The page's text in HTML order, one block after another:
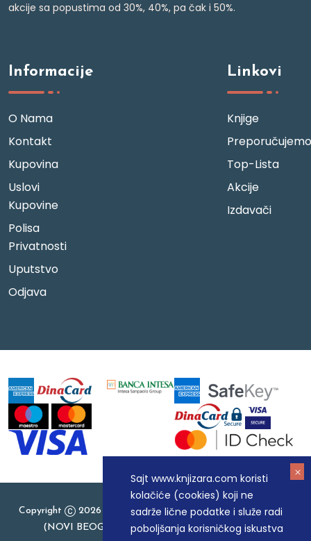
Sajt www.knjizara.com koristi
kolačiće (cookies) koji ne
sadrže lične podatke i služe radi
poboljšanja korisničkog iskustva
akcije sa popustima od 30%, 40%, pa čak i 50%.
Informacije
O Nama
Kontakt
Kupovina
Uslovi
Kupovine
Polisa
Privatnosti
Uputstvo
Odjava
Linkovi
Knjige
Preporučujemo
Top-Lista
Akcije
Izdavači
Copyright
2026 Knjizara.com - MAKART DOO BEOGRAD
(NOVI BEOGRAD), PIB: 105184104, MB: 20337524